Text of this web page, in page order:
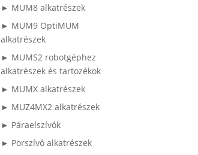
► MUM8 alkatrészek
► MUM9 OptiMUM
alkatrészek
► MUMS2 robotgéphez
alkatrészek és tartozékok
► MUMX alkatrészek
► MUZ4MX2 alkatrészek
► Páraelszívók
► Porszívó alkatrészek